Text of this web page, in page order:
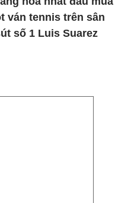
ván tennis trên sân
số 1 Luis Suarez